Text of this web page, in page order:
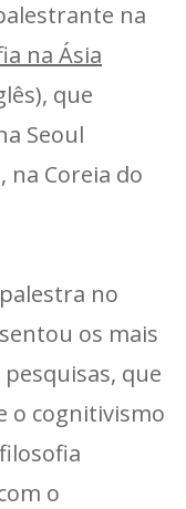
na
na Ásia
que
Seoul
na Coreia do
no
os mais
que
o cognitivismo
o